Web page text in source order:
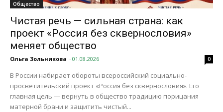
Общество
Чистая речь — сильная страна: как
проект «Россия без сквернословия»
меняет общество
Ольга Зольникова - 01.08.2026 0
В России набирает обороты всероссийский социально-
просветительский проект «Россия без сквернословия». Его
главная цель — вернуть в общество традицию порицания
матерной брани и защитить чистый...